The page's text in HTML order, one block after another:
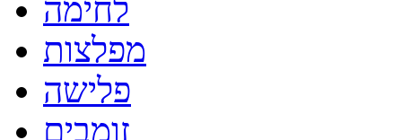
לחימה
מפלצות
פלישה
זומבים